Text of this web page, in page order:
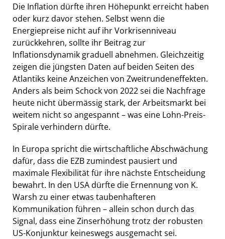
Die Inflation dürfte ihren Höhepunkt erreicht haben
oder kurz davor stehen. Selbst wenn die
Energiepreise nicht auf ihr Vorkrisenniveau
zurückkehren, sollte ihr Beitrag zur
Inflationsdynamik graduell abnehmen. Gleichzeitig
zeigen die jüngsten Daten auf beiden Seiten des
Atlantiks keine Anzeichen von Zweitrundeneffekten.
Anders als beim Schock von 2022 sei die Nachfrage
heute nicht übermässig stark, der Arbeitsmarkt bei
weitem nicht so angespannt – was eine Lohn-Preis-
Spirale verhindern dürfte.
In Europa spricht die wirtschaftliche Abschwächung
dafür, dass die EZB zumindest pausiert und
maximale Flexibilität für ihre nächste Entscheidung
bewahrt. In den USA dürfte die Ernennung von K.
Warsh zu einer etwas taubenhafteren
Kommunikation führen – allein schon durch das
Signal, dass eine Zinserhöhung trotz der robusten
US-Konjunktur keineswegs ausgemacht sei.